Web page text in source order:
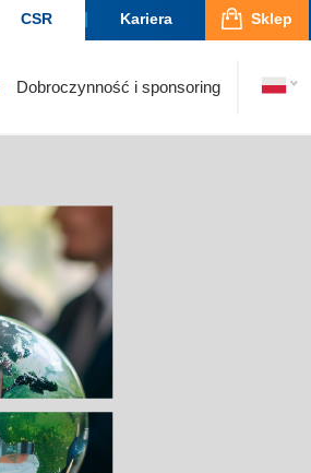
CSR Kariera Sklep
Dobroczynność i sponsoring